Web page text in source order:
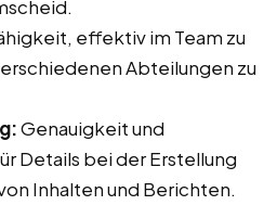
effektiv im Team zu
Abteilungen zu
Genauigkeit und
Details bei der Erstellung
Inhalten und Berichten.